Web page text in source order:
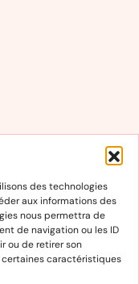
des technologies
aux informations des
nous permettra de
de navigation ou les ID
ou de retirer son
caractéristiques